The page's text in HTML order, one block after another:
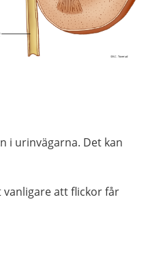
i urinvägarna. Det kan
att flickor får